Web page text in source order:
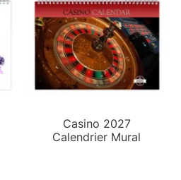
Casino 2027
Calendrier Mural